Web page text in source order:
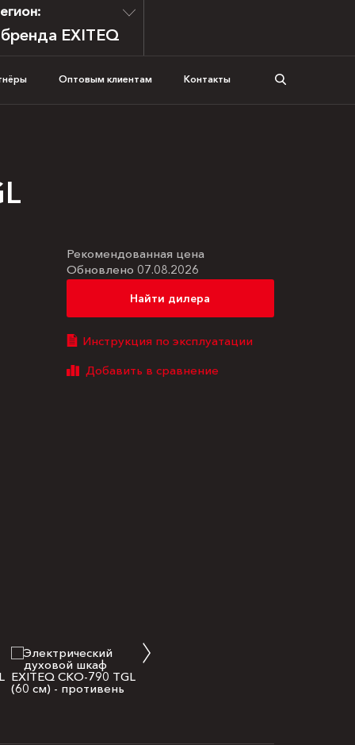
EXITEQ
Оптовым клиентам Контакты
Рекомендованная цена
Обновлено 07.08.2026
Найти дилера
Инструкция по эксплуатации